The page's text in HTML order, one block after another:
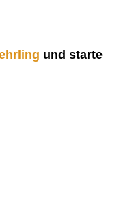
und starte